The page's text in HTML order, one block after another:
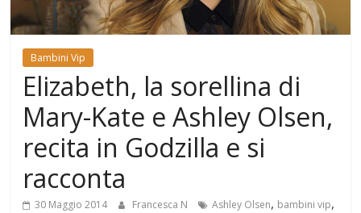
Mondo
Bambini Vip
Elizabeth, la sorellina di
Mary-Kate e Ashley Olsen,
recita in Godzilla e si
racconta
30 Maggio 2014 Francesca N Ashley Olsen, bambini vip,